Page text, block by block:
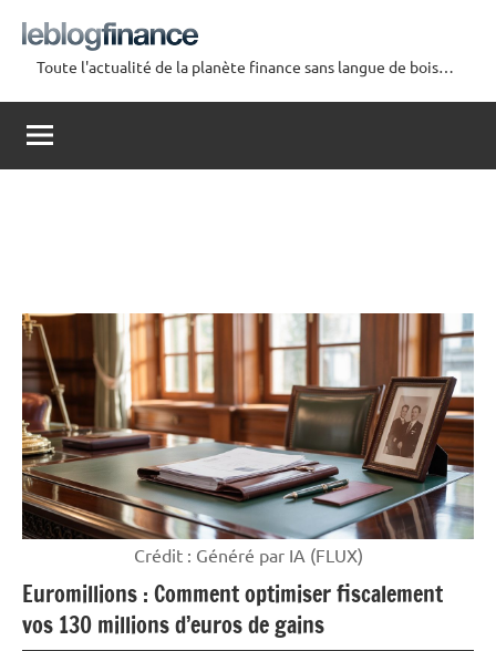
contenu
Le
Blog
Finance
Toute l'actualité de la planète finance sans langue de bois…
Crédit : Généré par IA (FLUX)
Euromillions : Comment optimiser fiscalement
vos 130 millions d’euros de gains